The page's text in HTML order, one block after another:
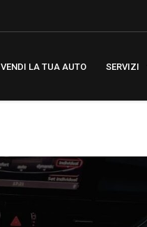
VENDI LA TUA AUTO SERVIZI